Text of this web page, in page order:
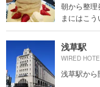
朝から整理
まにはこう
浅草駅
WIRED
浅草駅から